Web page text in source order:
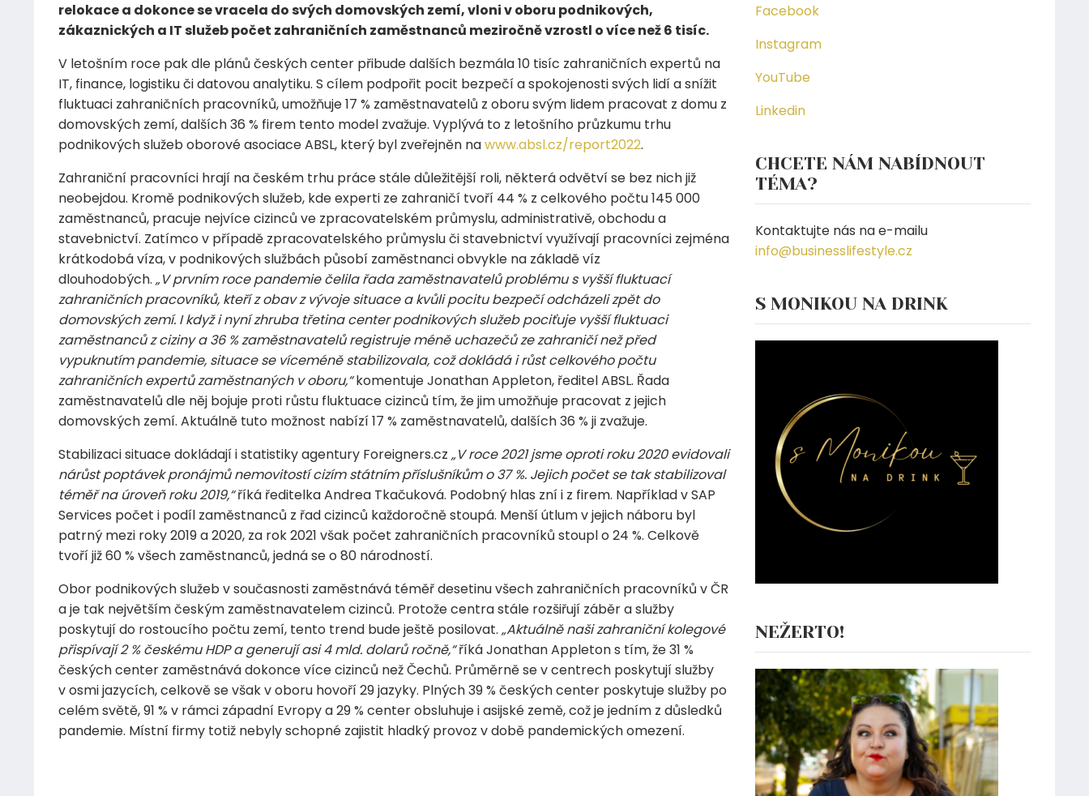
relokace a dokonce se vracela do svých domovských zemí, vloni v oboru podnikových,
zákaznických a IT služeb počet zahraničních zaměstnanců meziročně vzrostl o více než 6 tisíc.
V letošním roce pak dle plánů českých center přibude dalších bezmála 10 tisíc zahraničních expertů na
IT, finance, logistiku či datovou analytiku. S cílem podpořit pocit bezpečí a spokojenosti svých lidí a snížit
fluktuaci zahraničních pracovníků, umožňuje 17 % zaměstnavatelů z oboru svým lidem pracovat z domu z
domovských zemí, dalších 36 % firem tento model zvažuje. Vyplývá to z letošního průzkumu trhu
podnikových služeb oborové asociace ABSL, který byl zveřejněn nawww.absl.cz/report2022.
Zahraniční pracovníci hrají na českém trhu práce stále důležitější roli, některá odvětví se bez nich již
neobejdou. Kromě podnikových služeb, kde experti ze zahraničí tvoří 44 % z celkového počtu 145 000
zaměstnanců, pracuje nejvíce cizinců ve zpracovatelském průmyslu, administrativě, obchodu a
stavebnictví. Zatímco v případě zpracovatelského průmyslu či stavebnictví využívají pracovníci zejména
krátkodobá víza, v podnikových službách působí zaměstnanci obvykle na základě víz
dlouhodobých. „V prvním roce pandemie čelila řada zaměstnavatelů problému s vyšší fluktuací
zahraničních pracovníků, kteří z obav z vývoje situace a kvůli pocitu bezpečí odcházeli zpět do
domovských zemí. I když i nyní zhruba třetina center podnikových služeb pociťuje vyšší fluktuaci
zaměstnanců z ciziny a 36 % zaměstnavatelů registruje méně uchazečů ze zahraničí než před
vypuknutím pandemie, situace se víceméně stabilizovala, což dokládá i růst celkového počtu
zahraničních expertů zaměstnaných v oboru,“komentuje Jonathan Appleton, ředitel ABSL. Řada
zaměstnavatelů dle něj bojuje proti růstu fluktuace cizinců tím, že jim umožňuje pracovat z jejich
domovských zemí. Aktuálně tuto možnost nabízí 17 % zaměstnavatelů, dalších 36 % ji zvažuje.
Stabilizaci situace dokládají i statistiky agentury Foreigners.cz „V roce 2021 jsme oproti roku 2020 evidovali
nárůst poptávek pronájmů nemovitostí cizím státním příslušníkům o 37 %. Jejich počet se tak stabilizoval
téměř na úroveň roku 2019,“říká ředitelka Andrea Tkačuková. Podobný hlas zní i z firem. Například v SAP
Services počet i podíl zaměstnanců z řad cizinců každoročně stoupá. Menší útlum v jejich náboru byl
patrný mezi roky 2019 a 2020, za rok 2021 však počet zahraničních pracovníků stoupl o 24 %. Celkově
tvoří již 60 % všech zaměstnanců, jedná se o 80 národností.
Obor podnikových služeb v současnosti zaměstnává téměř desetinu všech zahraničních pracovníků v ČR
a je tak největším českým zaměstnavatelem cizinců. Protože centra stále rozšiřují záběr a služby
poskytují do rostoucího počtu zemí, tento trend bude ještě posilovat. „Aktuálně naši zahraniční kolegové
přispívají 2 % českému HDP a generují asi 4 mld. dolarů ročně,“říká Jonathan Appleton s tím, že 31 %
českých center zaměstnává dokonce více cizinců než Čechů. Průměrně se v centrech poskytují služby
v osmi jazycích, celkově se však v oboru hovoří 29 jazyky. Plných 39 % českých center poskytuje služby po
celém světě, 91 % v rámci západní Evropy a 29 % center obsluhuje i asijské země, což je jedním z důsledků
pandemie. Místní firmy totiž nebyly schopné zajistit hladký provoz v době pandemických omezení.
Facebook
Instagram
YouTube
Linkedin
CHCETE NÁM NABÍDNOUT
TÉMA?
Kontaktujte nás na e-mailu
info@businesslifestyle.cz
S MONIKOU NA DRINK
NEŽERTO!